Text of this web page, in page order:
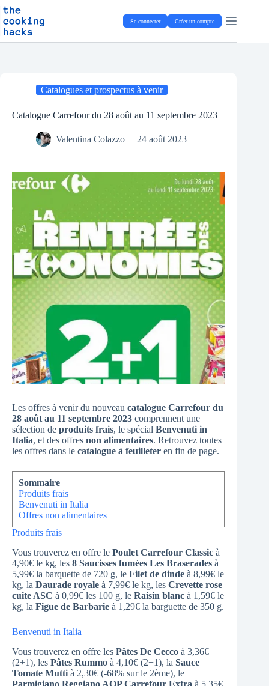
P
s
s
Passer
au
contenu
Se connecter Créer un compte
Catalogues et prospectus à venir
Catalogue Carrefour du 28 août au 11 septembre 2023
Valentina Colazzo 24 août 2023
Les offres à venir du nouveau catalogue Carrefour du
28 août au 11 septembre 2023 comprennent une
sélection de produits frais, le spécial Benvenuti in
Italia, et des offres non alimentaires. Retrouvez toutes
les offres dans le catalogue à feuilleter en fin de page.
Sommaire
Produits frais
Benvenuti in Italia
Offres non alimentaires
Produits frais
Vous trouverez en offre le Poulet Carrefour Classic à
4,90€ le kg, les 8 Saucisses fumées Les Braserades à
5,99€ la barquette de 720 g, le Filet de dinde à 8,99€ le
kg, la Daurade royale à 7,99€ le kg, les Crevette rose
cuite ASC à 0,99€ les 100 g, le Raisin blanc à 1,59€ le
kg, la Figue de Barbarie à 1,29€ la barguette de 350 g.
Benvenuti in Italia
Vous trouverez en offre les Pâtes De Cecco à 3,36€
(2+1), les Pâtes Rummo à 4,10€ (2+1), la Sauce
Tomate Mutti à 2,30€ (-68% sur le 2ème), le
Parmigiano Reggiano AOP Carrefour Extra à 5,35€